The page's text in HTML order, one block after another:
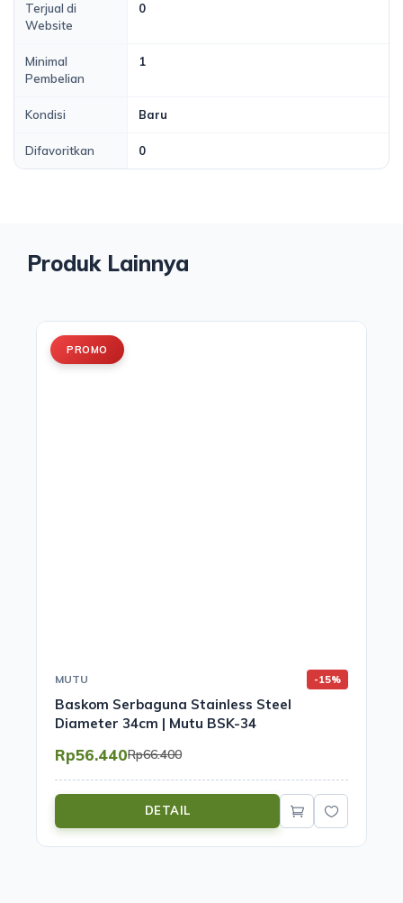
Terjual di
Website
0
Minimal
Pembelian
1
Kondisi Baru
Difavoritkan 0
Produk Lainnya
PROMO
MUTU -15%
Baskom Serbaguna Stainless Steel
Diameter 34cm | Mutu BSK-34
Rp56.440Rp66.400
DETAIL